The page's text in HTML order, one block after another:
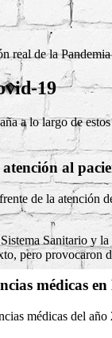
real de la
19
a lo largo de
al
de la atención
Sanitario y
pero provocaron
médicas en
médicas del